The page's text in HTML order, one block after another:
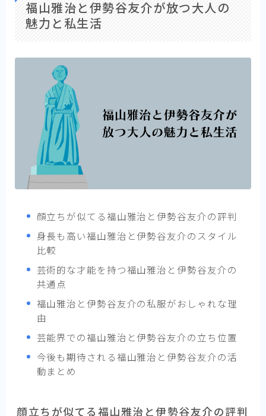
福山雅治と伊勢谷友介が放つ大人の
魅力と私生活
顔立ちが似てる福山雅治と伊勢谷友介の評判
身長も高い福山雅治と伊勢谷友介のスタイル
比較
芸術的な才能を持つ福山雅治と伊勢谷友介の
共通点
福山雅治と伊勢谷友介の私服がおしゃれな理
由
芸能界での福山雅治と伊勢谷友介の立ち位置
今後も期待される福山雅治と伊勢谷友介の活
動まとめ
顔立ちが似てる福山雅治と伊勢谷友介の評判